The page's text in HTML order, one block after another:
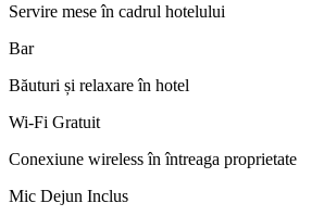
Servire mese în cadrul hotelului
Bar
Băuturi și relaxare în hotel
Wi-Fi Gratuit
Conexiune wireless în întreaga proprietate
Mic Dejun Inclus